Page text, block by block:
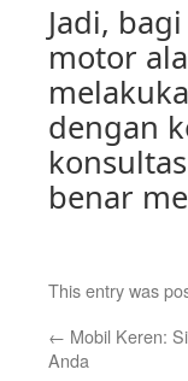
Jadi,
motor
dengan
benar
This entry was
← Mobil Keren:
Anda